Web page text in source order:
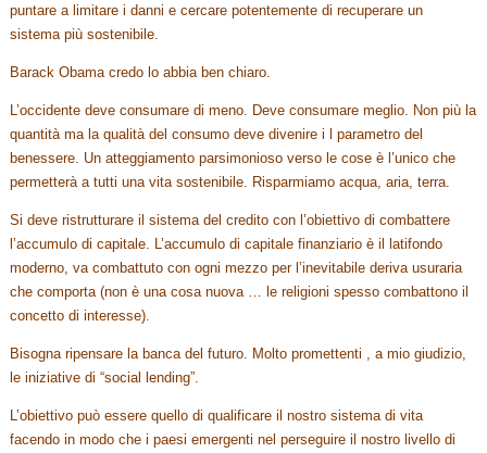
puntare a limitare i danni e cercare potentemente di recuperare un
sistema più sostenibile.
Barack Obama credo lo abbia ben chiaro.
L’occidente deve consumare di meno. Deve consumare meglio. Non più la
quantità ma la qualità del consumo deve divenire i l parametro del
benessere. Un atteggiamento parsimonioso verso le cose è l’unico che
permetterà a tutti una vita sostenibile. Risparmiamo acqua, aria, terra.
Si deve ristrutturare il sistema del credito con l’obiettivo di combattere
l’accumulo di capitale. L’accumulo di capitale finanziario è il latifondo
moderno, va combattuto con ogni mezzo per l’inevitabile deriva usuraria
che comporta (non è una cosa nuova … le religioni spesso combattono il
concetto di interesse).
Bisogna ripensare la banca del futuro. Molto promettenti , a mio giudizio,
le iniziative di “social lending”.
L’obiettivo può essere quello di qualificare il nostro sistema di vita
facendo in modo che i paesi emergenti nel perseguire il nostro livello di